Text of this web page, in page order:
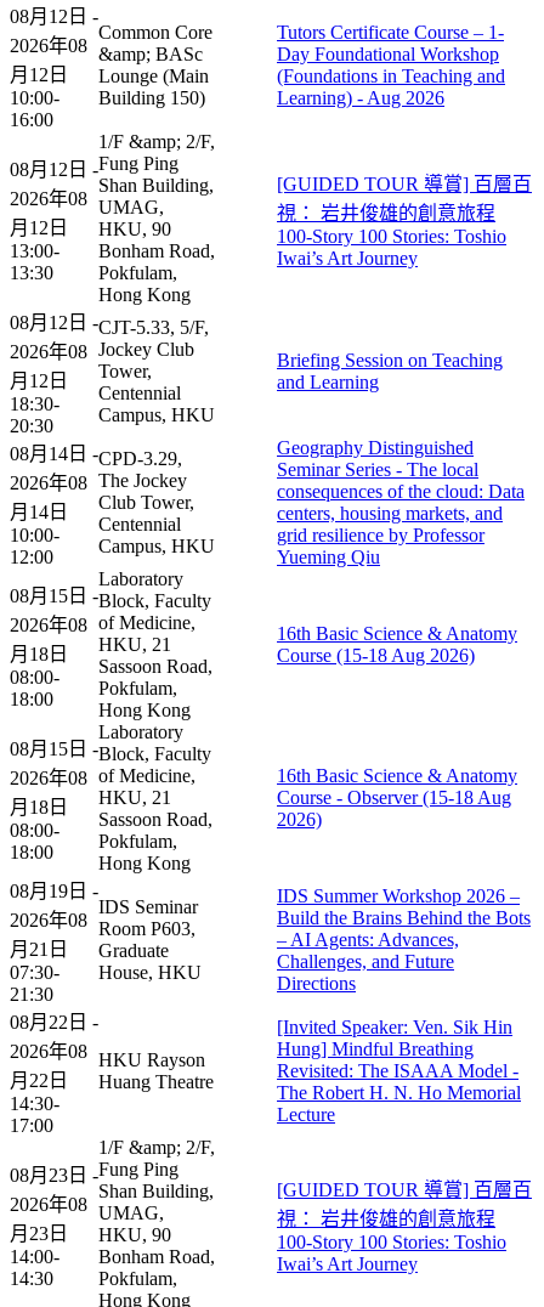
08月12日 -
2026年08
月12日
10:00-
16:00
Common Core
&amp; BASc
Lounge (Main
Building 150)
Tutors Certificate Course – 1-
Day Foundational Workshop
(Foundations in Teaching and
Learning) - Aug 2026
08月12日 -
2026年08
月12日
13:00-
13:30
1/F &amp; 2/F,
Fung Ping
Shan Building,
UMAG,
HKU, 90
Bonham Road,
Pokfulam,
Hong Kong
[GUIDED TOUR 導賞] 百層百
視： 岩井俊雄的創意旅程
100-Story 100 Stories: Toshio
Iwai’s Art Journey​
08月12日 -
2026年08
月12日
18:30-
20:30
CJT-5.33, 5/F,
Jockey Club
Tower,
Centennial
Campus, HKU
Briefing Session on Teaching
and Learning
08月14日 -
2026年08
月14日
10:00-
12:00
CPD-3.29,
The Jockey
Club Tower,
Centennial
Campus, HKU
Geography Distinguished
Seminar Series - The local
consequences of the cloud: Data
centers, housing markets, and
grid resilience by Professor
Yueming Qiu
08月15日 -
2026年08
月18日
08:00-
18:00
Laboratory
Block, Faculty
of Medicine,
HKU, 21
Sassoon Road,
Pokfulam,
Hong Kong
16th Basic Science & Anatomy
Course (15-18 Aug 2026)
08月15日 -
2026年08
月18日
08:00-
18:00
Laboratory
Block, Faculty
of Medicine,
HKU, 21
Sassoon Road,
Pokfulam,
Hong Kong
16th Basic Science & Anatomy
Course - Observer (15-18 Aug
2026)
08月19日 -
2026年08
月21日
07:30-
21:30
IDS Seminar
Room P603,
Graduate
House, HKU
IDS Summer Workshop 2026 –
Build the Brains Behind the Bots
– AI Agents: Advances,
Challenges, and Future
Directions
08月22日 -
2026年08
月22日
14:30-
17:00
HKU Rayson
Huang Theatre
[Invited Speaker: Ven. Sik Hin
Hung] Mindful Breathing
Revisited: The ISAAA Model -
The Robert H. N. Ho Memorial
Lecture
08月23日 -
2026年08
月23日
14:00-
14:30
1/F &amp; 2/F,
Fung Ping
Shan Building,
UMAG,
HKU, 90
Bonham Road,
Pokfulam,
Hong Kong
[GUIDED TOUR 導賞] 百層百
視： 岩井俊雄的創意旅程
100-Story 100 Stories: Toshio
Iwai’s Art Journey​